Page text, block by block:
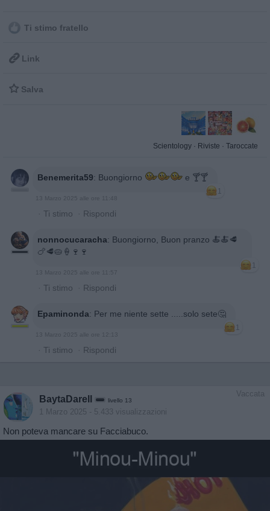
Ti stimo fratello
 Link
 Salva
Scientology · Riviste · Taroccate
Benemerita59: Buongiorno e 🍸🍸
1
13 Marzo 2025 alle ore 11:48
· Ti stimo · Rispondi
nonnocucaracha: Buongiorno, Buon pranzo 🍝🍝🥩
🍗🥩🥧🍦🍷🍷
1
13 Marzo 2025 alle ore 11:57
· Ti stimo · Rispondi
Epaminonda: Per me niente sette .....solo sete🤔
1
13 Marzo 2025 alle ore 12:13
· Ti stimo · Rispondi
Vaccata
BaytaDarell livello 13
1 Marzo 2025 - 5.433 visualizzazioni
Non poteva mancare su Facciabuco.